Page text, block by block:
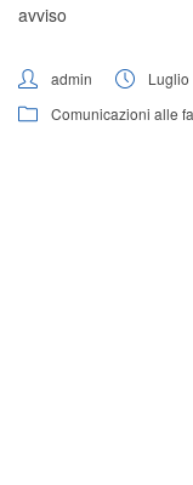
avviso
admin Luglio
Comunicazioni alle